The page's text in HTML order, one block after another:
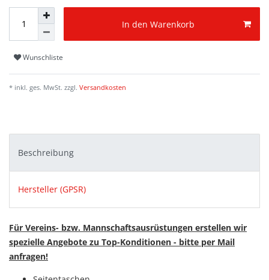
In den Warenkorb
Wunschliste
* inkl. ges. MwSt. zzgl. Versandkosten
Beschreibung
Hersteller (GPSR)
Für Vereins- bzw. Mannschaftsausrüstungen erstellen wir
spezielle Angebote zu Top-Konditionen - bitte per Mail
anfragen!